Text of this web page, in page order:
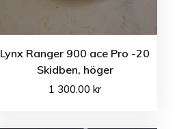
Lynx Ranger 900 ace Pro -20
Skidben, höger
1 300.00kr